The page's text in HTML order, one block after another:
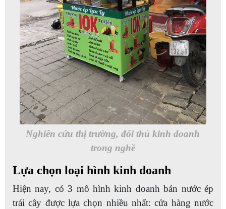
Nghiên cứu thị trường, đổi thủ kinh doanh
trong nghề
Lựa chọn loại hình kinh doanh
Hiện nay, có 3 mô hình kinh doanh bán nước ép
trái cây được lựa chọn nhiều nhất: cửa hàng nước